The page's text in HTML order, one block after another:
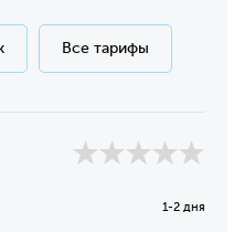
Все тарифы
1-2 дня